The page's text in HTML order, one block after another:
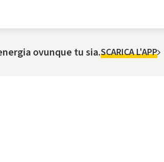
ovunque tu sia.SCARICA L'APP